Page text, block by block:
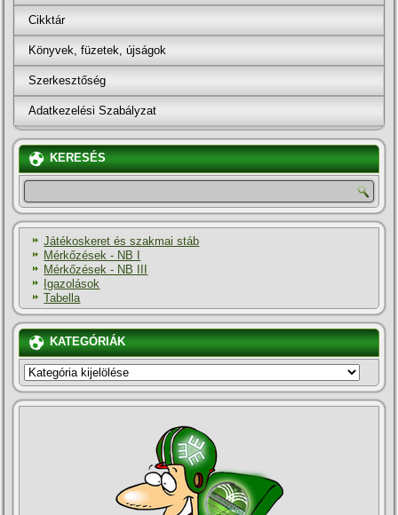
Cikktár
Könyvek, füzetek, újságok
Szerkesztőség
Adatkezelési Szabályzat
KERESÉS
Játékoskeret és szakmai stáb
Mérkőzések - NB I
Mérkőzések - NB III
Igazolások
Tabella
KATEGÓRIÁK
KATEGÓRIÁK